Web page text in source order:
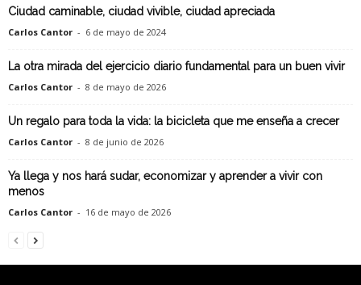
Ciudad caminable, ciudad vivible, ciudad apreciada
Carlos Cantor - 6 de mayo de 2024
La otra mirada del ejercicio diario fundamental para un buen vivir
Carlos Cantor - 8 de mayo de 2026
Un regalo para toda la vida: la bicicleta que me enseña a crecer
Carlos Cantor - 8 de junio de 2026
Ya llega y nos hará sudar, economizar y aprender a vivir con
menos
Carlos Cantor - 16 de mayo de 2026